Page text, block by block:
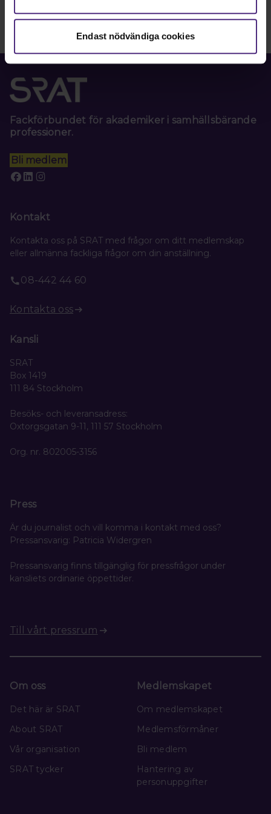
Endast nödvändiga cookies
Fackförbundet för akademiker i samhällsbärande
professioner.
Bli medlem
Kontakt
Kontakta oss på SRAT med frågor om ditt medlemskap
eller allmänna fackliga frågor om din anställning.
08-442 44 60
Kontakta oss
Kansli
SRAT
Box 1419
111 84 Stockholm
Besöks- och leveransadress:
Oxtorgsgatan 9-11, 111 57 Stockholm
Org. nr. 802005-3156
Press
Är du journalist och vill komma i kontakt med oss?
Pressansvarig: Patricia Widergren
Pressansvarig finns tillgänglig för pressfrågor under
kansliets ordinarie öppettider.
Till vårt pressrum
Om oss
Det här är SRAT
About SRAT
Vår organisation
SRAT tycker
Medlemskapet
Om medlemskapet
Medlemsförmåner
Bli medlem
Hantering av
personuppgifter